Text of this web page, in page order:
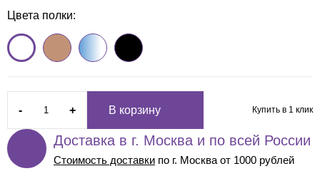
Цвета полки:
- + В корзину Купить в 1 клик
Доставка в г. Москва и по всей России
Стоимость доставки по г. Москва от 1000 рублей